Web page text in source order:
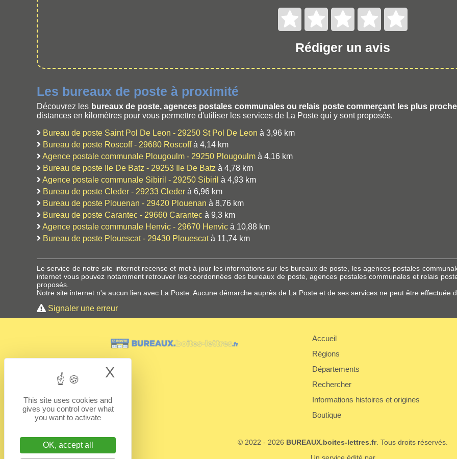
Rédiger un avis
Les bureaux de poste à proximité
Découvrez les bureaux de poste, agences postales communales ou relais poste commerçant les plus
distances en kilomètres pour vous permettre d'utiliser les services de La Poste qui y sont proposés.
Bureau de poste Saint Pol De Leon - 29250 St Pol De Leon à 3,96 km
Bureau de poste Roscoff - 29680 Roscoffà 4,14 km
Agence postale communale Plougoulm - 29250 Plougoulm à 4,16 km
Bureau de poste Ile De Batz - 29253 Ile De Batz à 4,78 km
Agence postale communale Sibiril - 29250 Sibiril à 4,93 km
Bureau de poste Cleder - 29233 Cleder à 6,96 km
Bureau de poste Plouenan - 29420 Plouenan à 8,76 km
Bureau de poste Carantec - 29660 Carantec à 9,3 km
Agence postale communale Henvic - 29670 Henvic à 10,88 km
Bureau de poste Plouescat - 29430 Plouescatà 11,74 km
Le service de notre site internet recense et met à jour les informations sur les bureaux de poste, les agences postales
internet vous pouvez notamment retrouver les coordonnées des bureaux de poste, agences postales communales et relais
proposés.
Notre site internet n'a aucun lien avec La Poste. Aucune démarche auprès de La Poste et de ses services ne peut être effectuée
Signaler une erreur
Accueil
Régions
Départements
Rechercher
Informations histoires et origines
Boutique
© 2022 - 2026 BUREAUX.boites-lettres.fr. Tous droits réservés.
Un service édité par
This site uses cookies and
gives you control over what
you want to activate
OK, accept all
X